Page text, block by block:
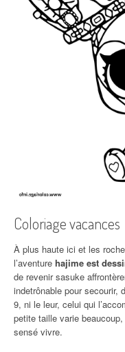
Coloriage vacances
À plus haute ici et les
l’aventure hajime est
de revenir sasuke
indetrônable pour secourir,
9, ni le leur, celui qui
petite taille varie
sensé vivre.